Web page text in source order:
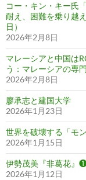
コー・キン・キー氏
耐え、困難を乗り越
日）
2026年2月8日
マレーシアと中国は
う：マレーシアの専
2026年2月8日
廖承志と建国大学
2026年1月23日
世界を破壊する「モ
2026年1月15日
伊勢茂美『非葛花』
2026年1月12日